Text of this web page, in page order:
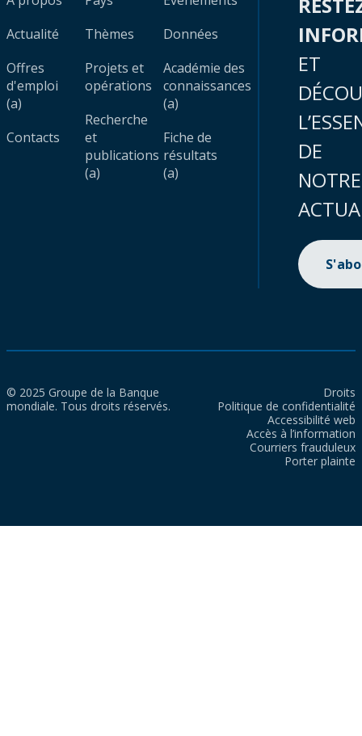
Actualité
Offres
d'emploi
(a)
Contacts
Thèmes
Projets et
opérations
Recherche
et
publications
(a)
Données
Académie des
connaissances
(a)
Fiche de
résultats
(a)
ET
DE
NOTRE
© 2025 Groupe de la Banque
mondiale. Tous droits réservés.
Droits
Politique de confidentialité
Accessibilité web
Accès à l’information
Courriers frauduleux
Porter plainte